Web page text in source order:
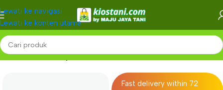
Lewati ke navigasi
Lewati ke konten utama
Beranda PUPUK Pupuk Kristal
Fast delivery within 72